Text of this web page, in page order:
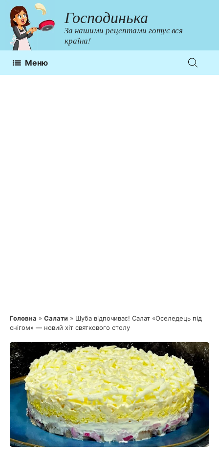
Перейти
до
контенту
Господинька
За нашими рецептами готує вся
країна!
Меню
Головна » Салати » Шуба відпочиває! Салат «Оселедець під
снігом» — новий хіт святкового столу